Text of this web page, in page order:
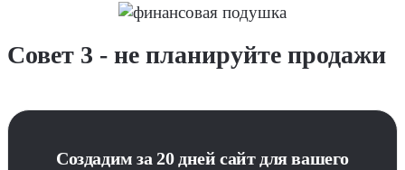
Совет 3 - не планируйте продажи
Создадим за 20 дней сайт для вашего